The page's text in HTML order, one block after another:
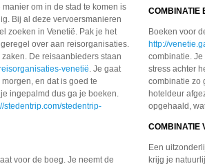
om in de stad te komen is
Bij al deze vervoersmanieren
zoeken in Venetië. Pak je het
over aan reisorganisaties.
De reisaanbieders staan
venetië. Je gaat
en dat is goed te
ingepalmd dus ga je boeken.
stedentrip.com/stedentrip-
voor de boeg. Je neemt de
COMBINATIE
Boeken voor
http://
combinatie.
stress achter
combinatie zo
hoteldeur
opgehaald,
COMBINATIE
Een
krijg je